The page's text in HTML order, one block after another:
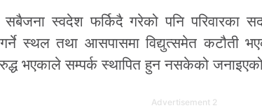
स्वदेश फर्किदै गरेको पनि परिवारका
स्थल तथा आसपासमा विद्युत्समेत कटौती
भएकाले सम्पर्क स्थापित हुन नसकेको
Advertisement 2